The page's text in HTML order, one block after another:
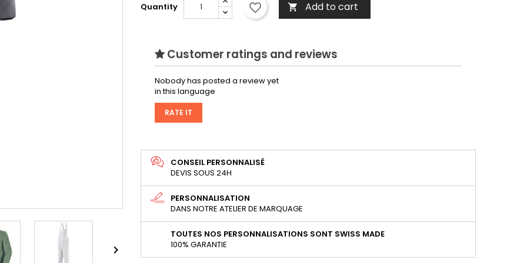

Quantity favorite_border  Add to cart
Customer ratings and reviews
Nobody has posted a review yet
in this language
RATE IT
CONSEIL PERSONNALISÉ
DEVIS SOUS 24H
PERSONNALISATION
DANS NOTRE ATELIER DE MARQUAGE
TOUTES NOS PERSONNALISATIONS SONT SWISS MADE
100% GARANTIE